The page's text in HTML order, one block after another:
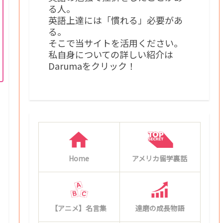
る人。
英語上達には「慣れる」必要があ
る。
そこで当サイトを活用ください。
私自身についての詳しい紹介は
Darumaをクリック！
Home アメリカ留学裏話
【アニメ】名言集 達磨の成長物語